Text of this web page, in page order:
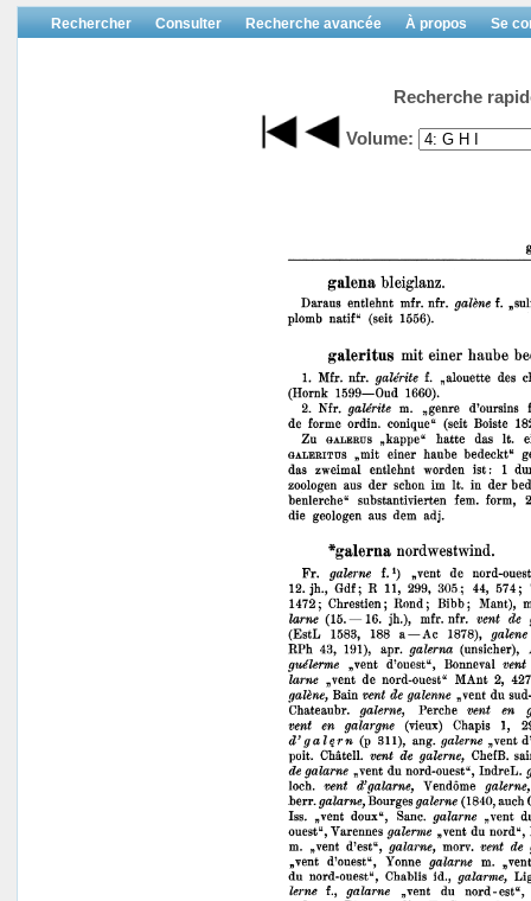
Rechercher Consulter Recherche avancée À propos Se
Recherche
Volume: